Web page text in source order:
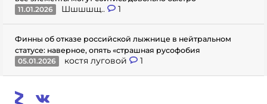
11.01.2026
Шшшшщ.. 1
Финны об отказе российской лыжнице в нейтральном
статусе: наверное, опять «страшная русофобия
05.01.2026
костя луговой 1